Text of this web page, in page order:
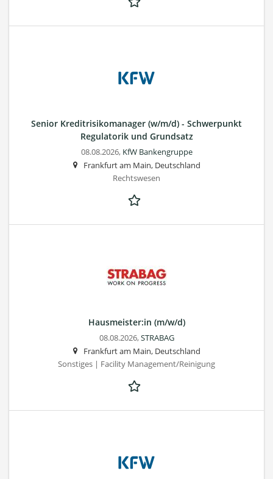
Senior Kreditrisikomanager (w/m/d) - Schwerpunkt
Regulatorik und Grundsatz
08.08.2026, KfW Bankengruppe
Frankfurt am Main, Deutschland
Rechtswesen
Hausmeister:in (m/w/d)
08.08.2026,STRABAG
Frankfurt am Main, Deutschland
Sonstiges | Facility Management/Reinigung